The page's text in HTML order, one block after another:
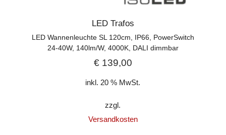
LED Trafos
LED Wannenleuchte SL 120cm, IP66, PowerSwitch
24-40W, 140lm/W, 4000K, DALI dimmbar
€139,00
inkl. 20 % MwSt.
zzgl.
Versandkosten